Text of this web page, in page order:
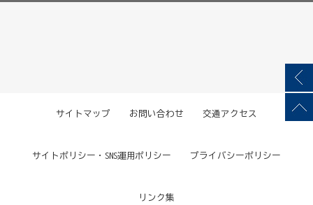
サイトマップ お問い合わせ 交通アクセス
サイトポリシー・SNS運用ポリシー プライバシーポリシー
リンク集